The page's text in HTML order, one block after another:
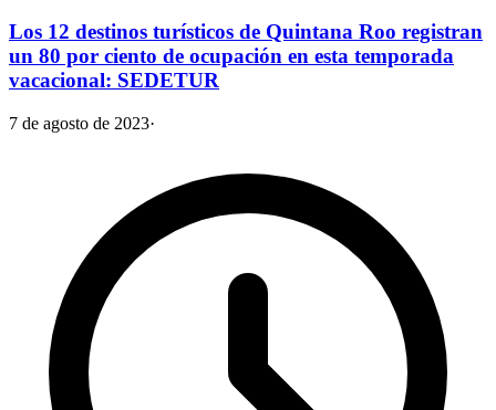
Los 12 destinos turísticos de Quintana Roo registran
un 80 por ciento de ocupación en esta temporada
vacacional: SEDETUR
7 de agosto de 2023·